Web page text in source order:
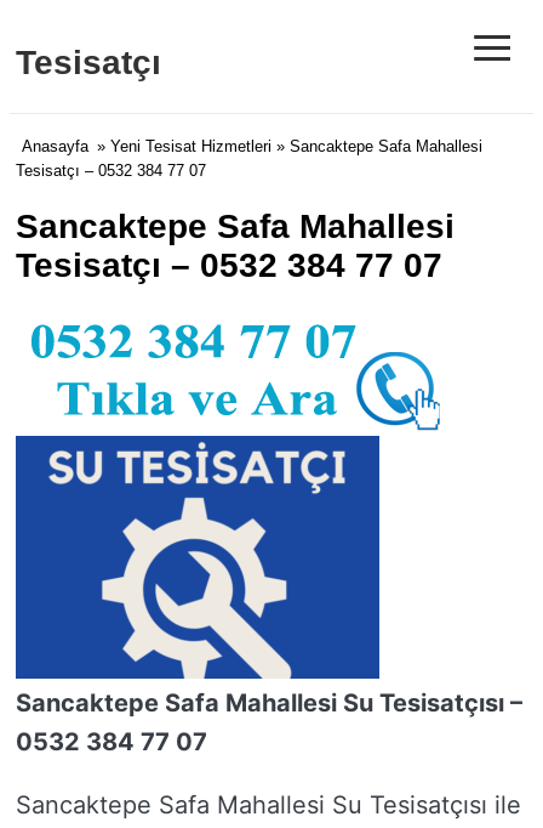
Tesisatçı ≡
Anasayfa » Yeni Tesisat Hizmetleri » Sancaktepe Safa Mahallesi
Tesisatçı – 0532 384 77 07
Sancaktepe Safa Mahallesi
Tesisatçı – 0532 384 77 07
Sancaktepe Safa Mahallesi Su Tesisatçısı –
0532 384 77 07
Sancaktepe Safa Mahallesi Su Tesisatçısı ile